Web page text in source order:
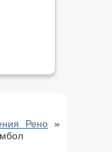
Рено»